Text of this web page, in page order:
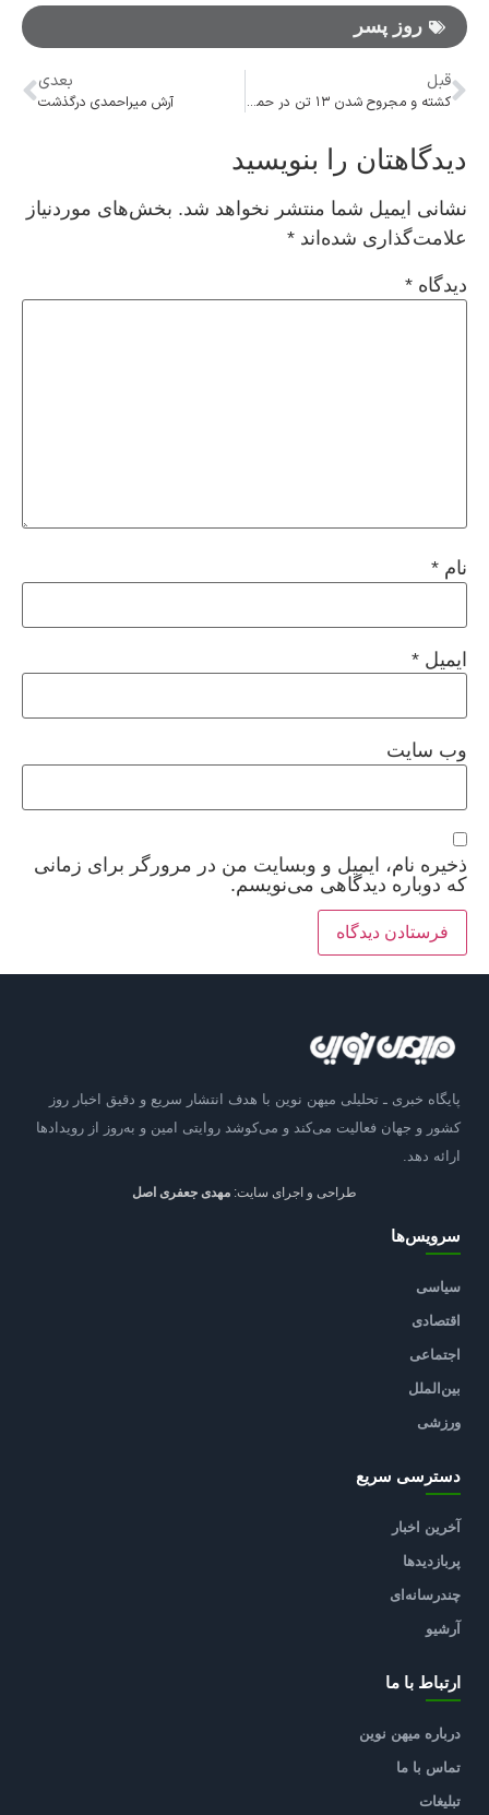
روز پسر
قبل
کشته و مجروح شدن ۱۳ تن در حمله جمهوری آذربایجان به قره‌باغ
بعدی
آرش میراحمدی درگذشت
دیدگاهتان را بنویسید
نشانی ایمیل شما منتشر نخواهد شد. بخش‌های موردنیاز
علامت‌گذاری شده‌اند *
دیدگاه *
نام *
ایمیل *
وب‌ سایت
ذخیره نام، ایمیل و وبسایت من در مرورگر برای زمانی
که دوباره دیدگاهی می‌نویسم.
پایگاه خبری ـ تحلیلی میهن نوین با هدف انتشار سریع و دقیق اخبار روز
کشور و جهان فعالیت می‌کند و می‌کوشد روایتی امین و به‌روز از رویدادها
ارائه دهد.
طراحی و اجرای سایت: مهدی جعفری اصل
سرویس‌ها
سیاسی
اقتصادی
اجتماعی
بین‌الملل
ورزشی
دسترسی سریع
آخرین اخبار
پربازدیدها
چندرسانه‌ای
آرشیو
ارتباط با ما
درباره میهن نوین
تماس با ما
تبلیغات